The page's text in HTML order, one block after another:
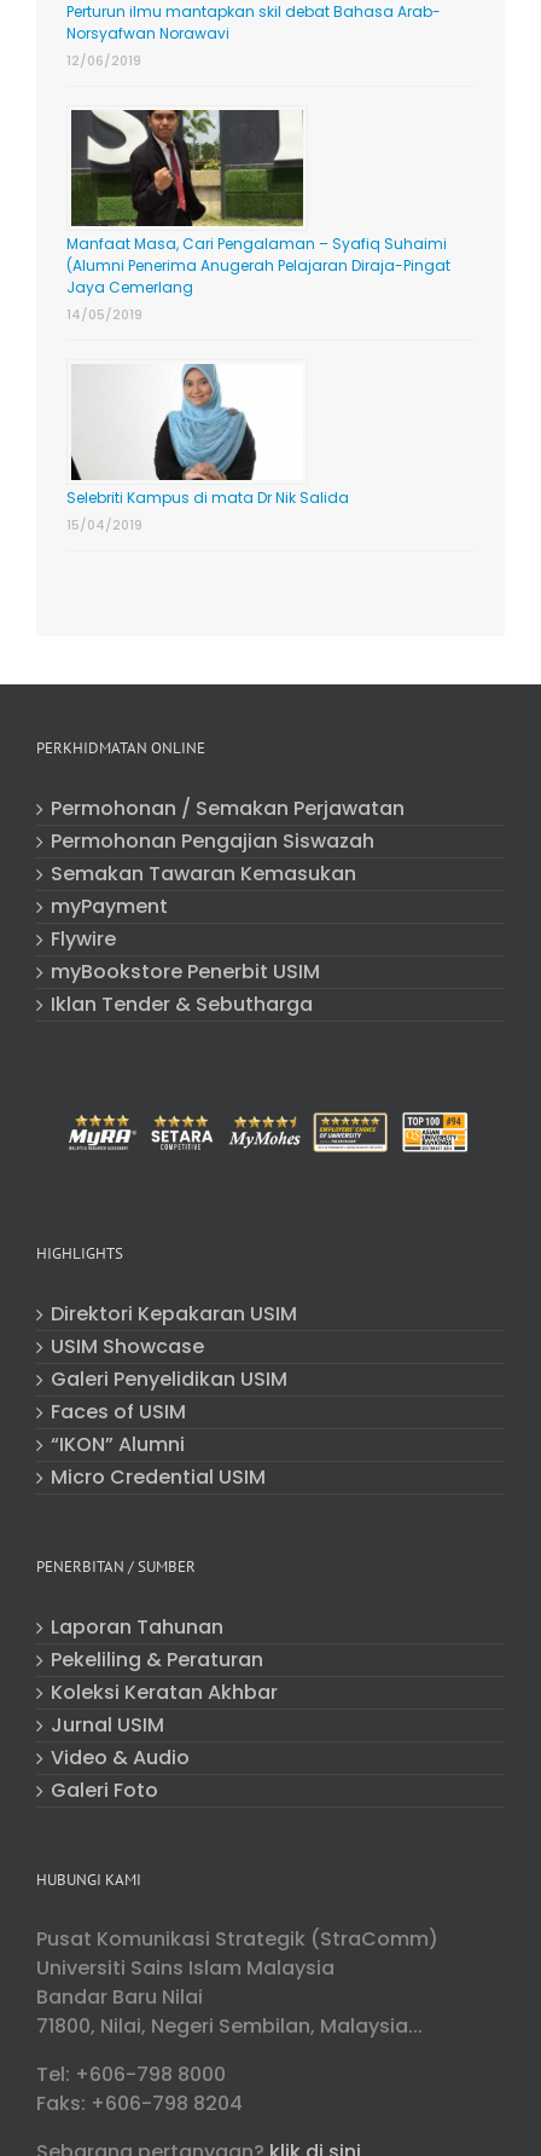
Perturun ilmu mantapkan skil debat Bahasa Arab-
Norsyafwan Norawavi
12/06/2019
Manfaat Masa, Cari Pengalaman – Syafiq Suhaimi
(Alumni Penerima Anugerah Pelajaran Diraja-Pingat
Jaya Cemerlang
14/05/2019
Selebriti Kampus di mata Dr Nik Salida
15/04/2019
PERKHIDMATAN ONLINE
Permohonan / Semakan Perjawatan
Permohonan Pengajian Siswazah
Semakan Tawaran Kemasukan
myPayment
Flywire
myBookstore Penerbit USIM
Iklan Tender & Sebutharga
HIGHLIGHTS
Direktori Kepakaran USIM
USIM Showcase
Galeri Penyelidikan USIM
Faces of USIM
“IKON” Alumni
Micro Credential USIM
PENERBITAN / SUMBER
Laporan Tahunan
Pekeliling & Peraturan
Koleksi Keratan Akhbar
Jurnal USIM
Video & Audio
Galeri Foto
HUBUNGI KAMI
Pusat Komunikasi Strategik (StraComm)
Universiti Sains Islam Malaysia
Bandar Baru Nilai
71800, Nilai, Negeri Sembilan, Malaysia...
Tel: +606-798 8000
Faks: +606-798 8204